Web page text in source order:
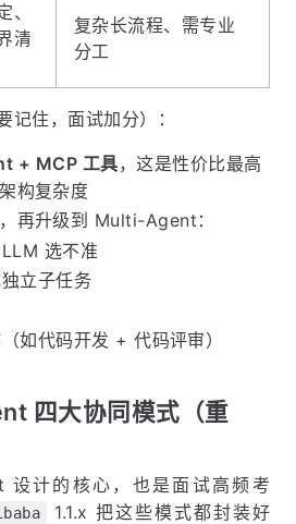
、
清
复杂长流程、需专业
分工
记住，面试加分）：
+ MCP 工具，这是性价比最高
构复杂度
再升级到 Multi-Agent：
选不准
立子任务
如代码开发 + 代码评审）
四大协同模式（重
设计的核心，也是面试高频考
1.1.x 把这些模式都封装好